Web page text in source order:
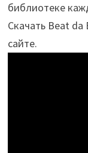
библиотеке
Скачать Beat
сайте.